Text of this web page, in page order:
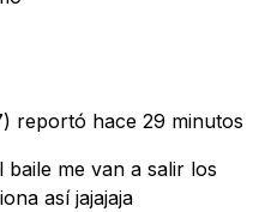
reportó hace 29 minutos
me van a salir los
así jajajaja